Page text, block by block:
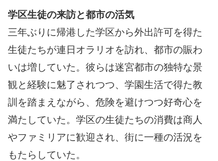
学区生徒の来訪と都市の活気
三年ぶりに帰港した学区から外出許可を得た
生徒たちが連日オラリオを訪れ、都市の賑わ
いは増していた。彼らは迷宮都市の独特な景
観と経験に魅了されつつ、学園生活で得た教
訓を踏まえながら、危険を避けつつ好奇心を
満たしていた。学区の生徒たちの消費は商人
やファミリアに歓迎され、街に一種の活況を
もたらしていた。